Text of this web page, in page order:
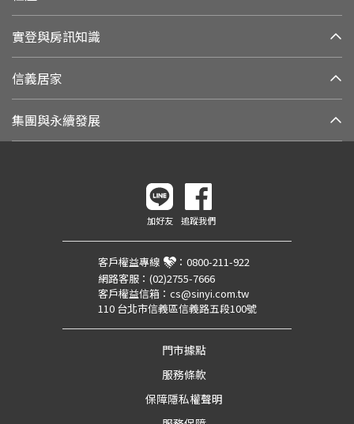
實登與房訊知識
信義居家
集團與永續發展
加好友 追蹤我們
客戶權益專線 ： 0800-211-922
網路客服： (02)2755-7666
客戶權益信箱： cs@sinyi.com.tw
110 台北市信義區信義路五段100號
門市據點
服務條款
保障隱私權聲明